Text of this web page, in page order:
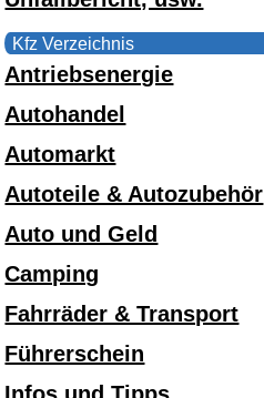
Kfz Verzeichnis
Antriebsenergie
Autohandel
Automarkt
Autoteile & Autozubehör
Auto und Geld
Camping
Fahrräder & Transport
Führerschein